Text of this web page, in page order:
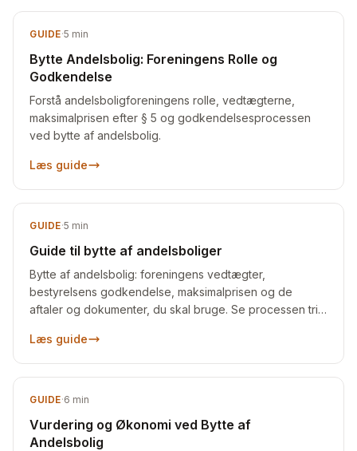
GUIDE·5 min
Bytte Andelsbolig: Foreningens Rolle og
Godkendelse
Forstå andelsboligforeningens rolle, vedtægterne,
maksimalprisen efter § 5 og godkendelsesprocessen
ved bytte af andelsbolig.
Læs guide
GUIDE·5 min
Guide til bytte af andelsboliger
Bytte af andelsbolig: foreningens vedtægter,
bestyrelsens godkendelse, maksimalprisen og de
aftaler og dokumenter, du skal bruge. Se processen trin
Læs guide
GUIDE·6 min
Vurdering og Økonomi ved Bytte af
Andelsbolig